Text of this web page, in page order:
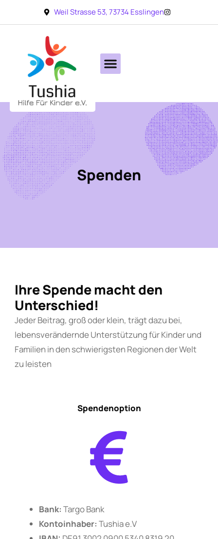
Weil Strasse 53, 73734 Esslingen
Spenden
Ihre Spende macht den
Unterschied!
Jeder Beitrag, groß oder klein, trägt dazu bei,
lebensverändernde Unterstützung für Kinder und
Familien in den schwierigsten Regionen der Welt
zu leisten
Spendenoption
Bank: Targo Bank
Kontoinhaber: Tushia e.V